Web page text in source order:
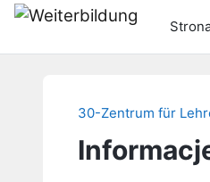
Przejdź do głównej zawartości
30-Zentrum für